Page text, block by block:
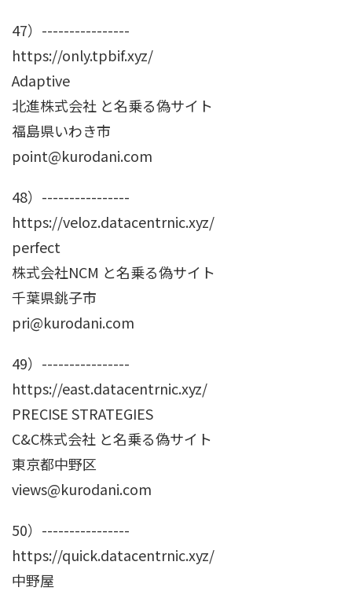
47）----------------
https://only.tpbif.xyz/
Adaptive
北進株式会社 と名乗る偽サイト
福島県いわき市
point@kurodani.com
48）----------------
https://veloz.datacentrnic.xyz/
perfect
株式会社NCM と名乗る偽サイト
千葉県銚子市
pri@kurodani.com
49）----------------
https://east.datacentrnic.xyz/
PRECISE STRATEGIES
C&C株式会社 と名乗る偽サイト
東京都中野区
views@kurodani.com
50）----------------
https://quick.datacentrnic.xyz/
中野屋